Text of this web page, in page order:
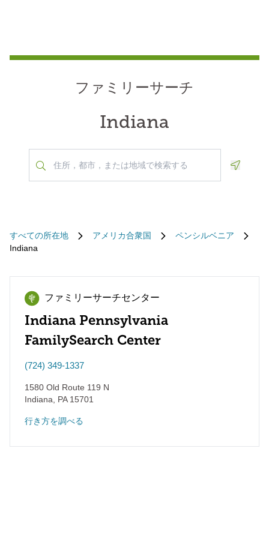
ファミリーサーチ
Indiana
すべての所在地 アメリカ合衆国
ペンシルベニア
Indiana
ファミリーサーチセンター
Indiana Pennsylvania
FamilySearch Center
(724) 349-1337
1580 Old Route 119 N
Indiana
PA15701
行き方を調べる